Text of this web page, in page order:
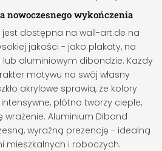
nowoczesnego wykończenia
jest dostępna na wall-art.de na
jakości - jako plakaty, na
lub aluminiowym dibondzie. Każdy
motywu na swój własny
akrylowe sprawia, że kolory
płótno tworzy ciepłe,
Aluminium Dibond
wyraźną prezencję - idealną
mieszkalnych i roboczych.